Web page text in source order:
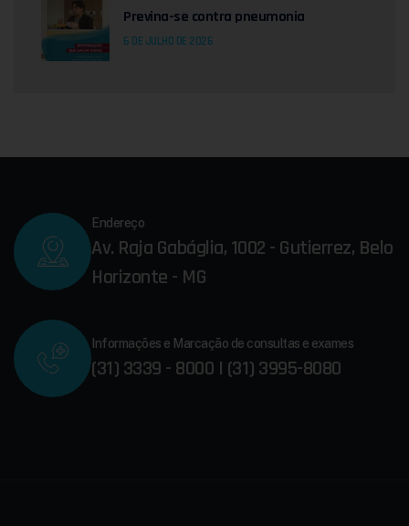
Previna-se contra pneumonia
6 DE JULHO DE 2026
Endereço
Av. Raja Gabáglia, 1002 - Gutierrez, Belo
Horizonte - MG
Informações e Marcação de consultas e exames
(31) 3339 - 8000 | (31) 3995-8080